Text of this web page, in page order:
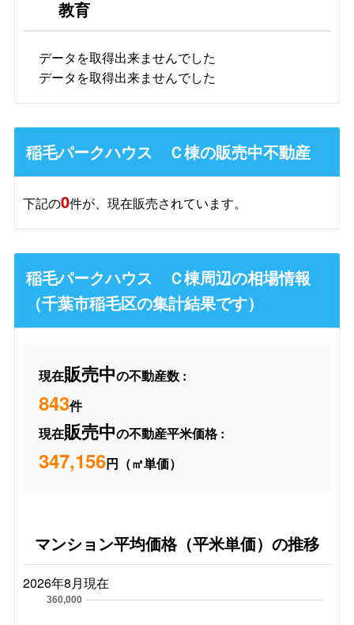
教育
データを取得出来ませんでした
データを取得出来ませんでした
稲毛パークハウス Ｃ棟の販売中不動産
下記の0件が、現在販売されています。
稲毛パークハウス Ｃ棟周辺の相場情報
（千葉市稲毛区の集計結果です）
現在販売中の不動産数 :
843件
現在販売中の不動産平米価格 :
347,156円（㎡単価）
マンション平均価格（平米単価）の推移
2026年8月現在
360,000